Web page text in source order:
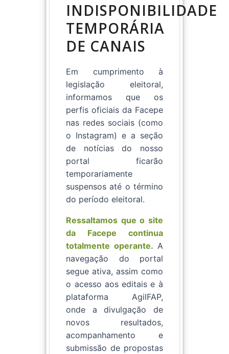
INDISPONIBILIDADE
TEMPORÁRIA
DE CANAIS
Em cumprimento à
legislação eleitoral,
informamos que os
perfis oficiais da Facepe
nas redes sociais (como
o Instagram) e a seção
de notícias do nosso
portal ficarão
temporariamente
suspensos até o término
do período eleitoral.
Ressaltamos que o site
da Facepe continua
totalmente operante. A
navegação do portal
segue ativa, assim como
o acesso aos editais e à
plataforma AgilFAP,
onde a divulgação de
novos resultados,
acompanhamento e
submissão de propostas